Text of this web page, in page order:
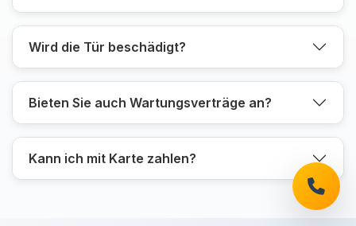
Wird die Tür beschädigt?
Bieten Sie auch Wartungsverträge an?
Kann ich mit Karte zahlen?